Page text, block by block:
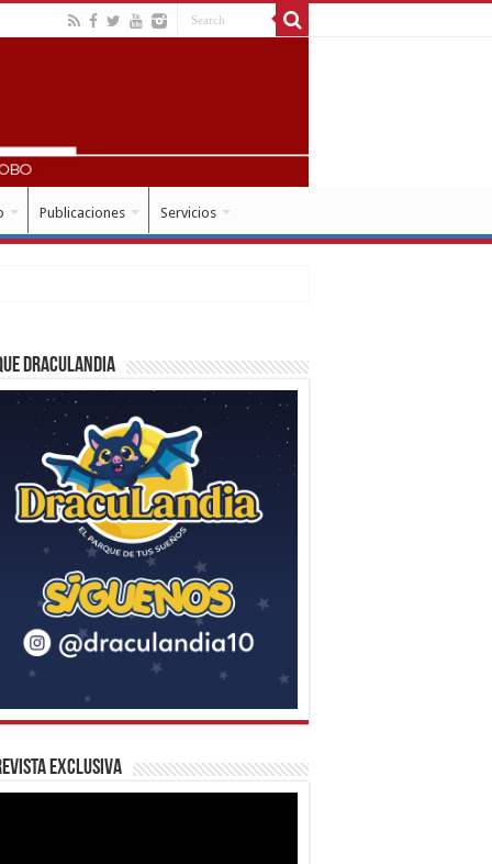
Publicaciones Servicios
Draculandia
Exclusiva